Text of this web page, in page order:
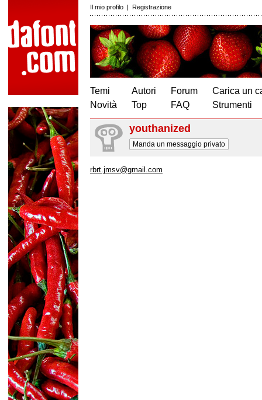
Il mio profilo | Registrazione
Temi
Novità
Autori
Top
Forum
FAQ
Carica un
Strumenti
youthanized
Manda un messaggio privato
rbrt.jmsv@gmail.com